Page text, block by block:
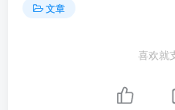
文章
喜欢就